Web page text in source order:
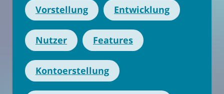
Vorstellung Entwicklung
Nutzer Features
Kontoerstellung